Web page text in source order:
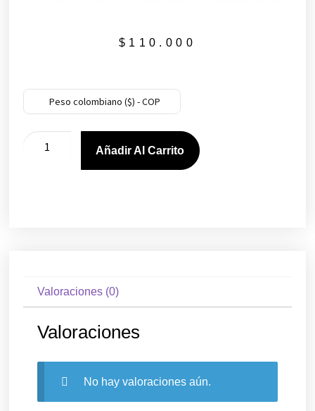
$ 110.000
Peso colombiano ($) - COP
Añadir Al Carrito
Valoraciones (0)
Valoraciones
No hay valoraciones aún.